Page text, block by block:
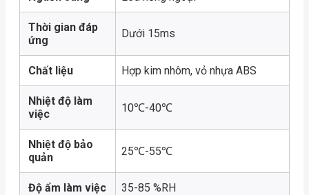
Thời gian đáp
ứng
Dưới 15ms
Chất liệu Hợp kim nhôm, vỏ nhựa ABS
Nhiệt độ làm
việc
10℃-40℃
Nhiệt độ bảo
quản
25℃-55℃
Độ ẩm làm việc 35-85 %RH